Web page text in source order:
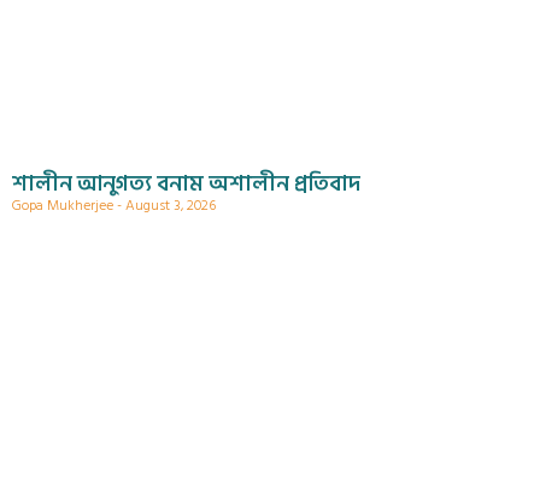
শালীন আনুগত্য বনাম অশালীন প্রতিবাদ
Gopa Mukherjee August 3, 2026